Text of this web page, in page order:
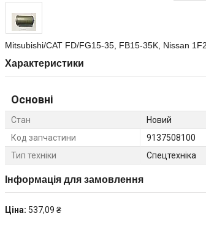
Mitsubishi/CAT FD/FG15-35, FB15-35K, Nissan
Характеристики
Основні
Стан
Новий
Код запчастини
9137508100
Тип техніки
Спецтехніка
Інформація для замовлення
Ціна: 537,09 ₴